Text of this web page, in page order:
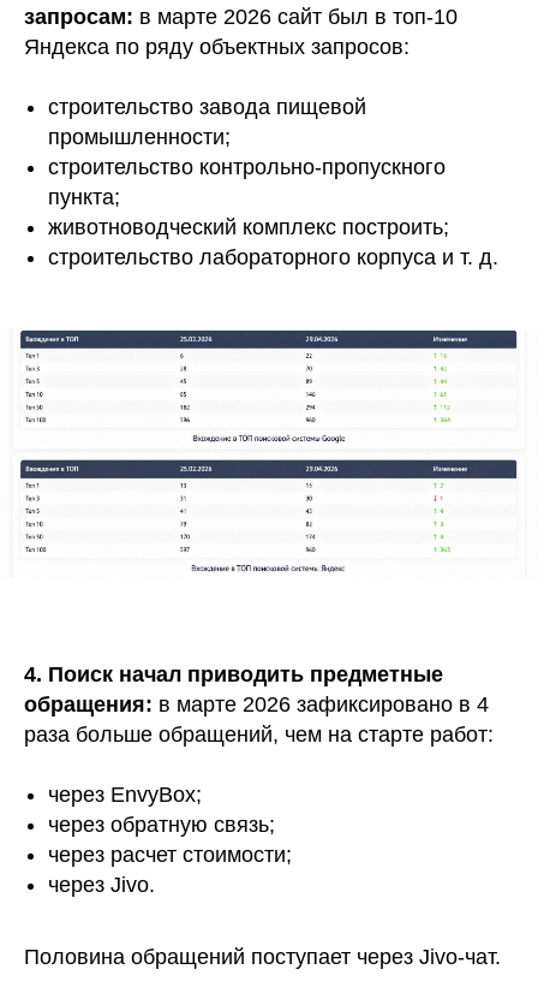
запросам: в марте 2026 сайт был в топ-10
Яндекса по ряду объектных запросов:
строительство завода пищевой
промышленности;
строительство контрольно-пропускного
пункта;
животноводческий комплекс построить;
строительство лабораторного корпуса и т. д.
4. Поиск начал приводить предметные
обращения: в марте 2026 зафиксировано в 4
раза больше обращений, чем на старте работ:
через EnvyBox;
через обратную связь;
через расчет стоимости;
через Jivo.
Половина обращений поступает через Jivo-чат.